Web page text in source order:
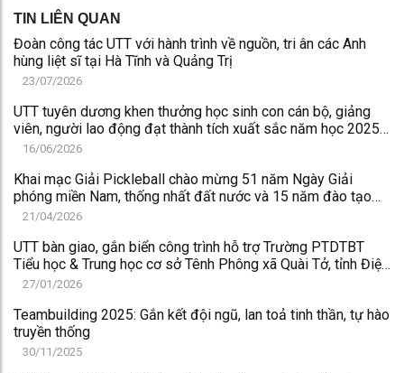
TIN LIÊN QUAN
Đoàn công tác UTT với hành trình về nguồn, tri ân các Anh
hùng liệt sĩ tại Hà Tĩnh và Quảng Trị
23/07/2026
UTT tuyên dương khen thưởng học sinh con cán bộ, giảng
viên, người lao động đạt thành tích xuất sắc năm học 2025-
2026
16/06/2026
Khai mạc Giải Pickleball chào mừng 51 năm Ngày Giải
phóng miền Nam, thống nhất đất nước và 15 năm đào tạo
trình độ đại học
21/04/2026
UTT bàn giao, gắn biển công trình hỗ trợ Trường PTDTBT
Tiểu học & Trung học cơ sở Tênh Phông xã Quài Tở, tỉnh Điện
Biên
27/01/2026
Teambuilding 2025: Gắn kết đội ngũ, lan toả tinh thần, tự hào
truyền thống
30/11/2025